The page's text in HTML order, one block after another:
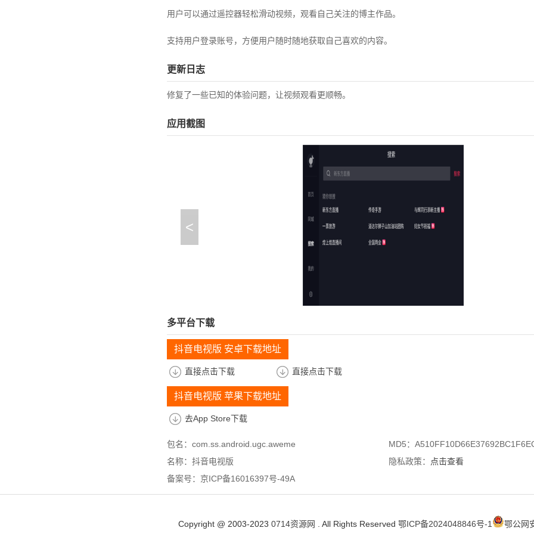
用户可以通过遥控器轻松滑动视频，观看自己关注的博主作品。
支持用户登录账号，方便用户随时随地获取自己喜欢的内容。
更新日志
修复了一些已知的体验问题，让视频观看更顺畅。
应用截图
<
多平台下载
抖音电视版 安卓下载地址
直接点击下载 直接点击下载
抖音电视版 苹果下载地址
去App Store下载
包名：com.ss.android.ugc.aweme
MD5：
名称：抖音电视版
隐私政策：
点击查看
备案号：京ICP备16016397号-49A
Copyright @ 2003-2023 0714资源网 . All Rights Reserved 鄂ICP备2024048846号-1 鄂公网